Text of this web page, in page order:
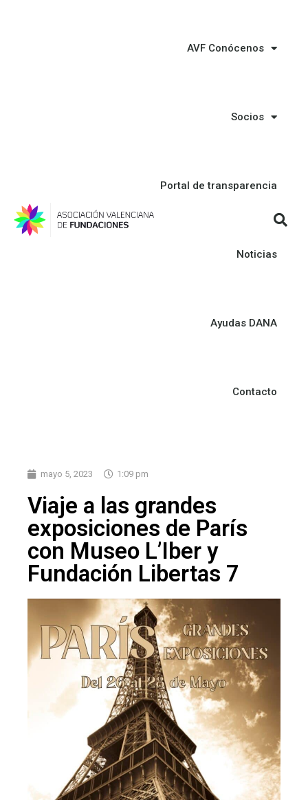
AVF Conócenos
Socios
Portal de transparencia
Noticias
Ayudas DANA
Contacto
mayo 5, 2023 1:09 pm
Viaje a las grandes
exposiciones de París
con Museo L’Iber y
Fundación Libertas 7